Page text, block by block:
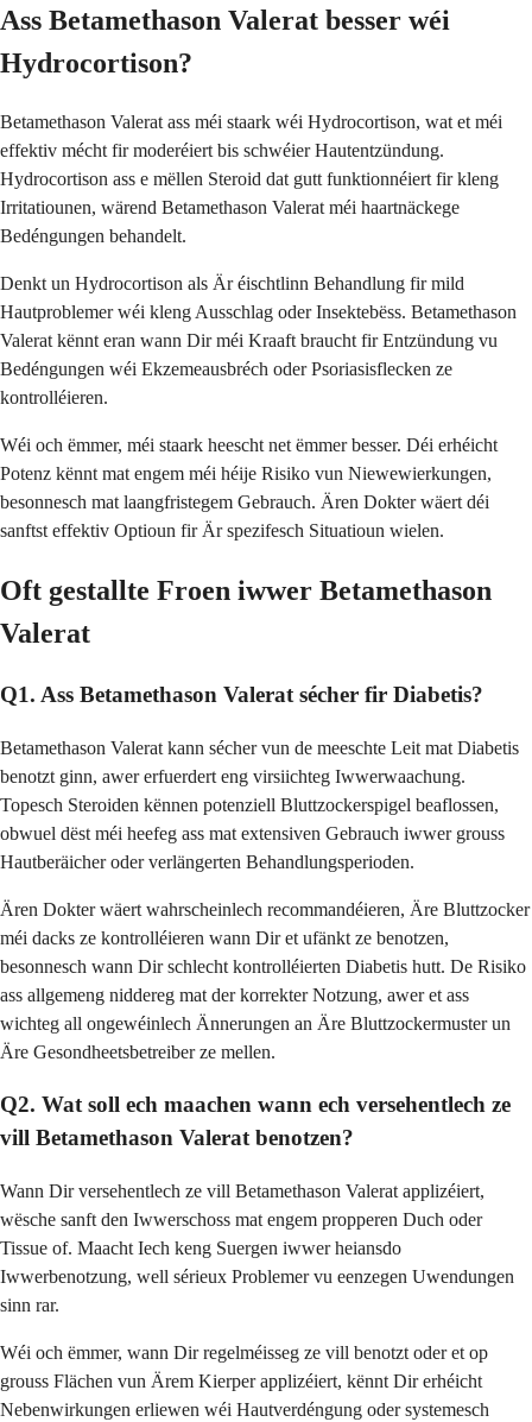
Ass Betamethason Valerat besser wéi
Hydrocortison?
Betamethason Valerat ass méi staark wéi Hydrocortison, wat et méi
effektiv mécht fir moderéiert bis schwéier Hautentzündung.
Hydrocortison ass e mëllen Steroid dat gutt funktionnéiert fir kleng
Irritatiounen, wärend Betamethason Valerat méi haartnäckege
Bedéngungen behandelt.
Denkt un Hydrocortison als Är éischtlinn Behandlung fir mild
Hautproblemer wéi kleng Ausschlag oder Insektebëss. Betamethason
Valerat kënnt eran wann Dir méi Kraaft braucht fir Entzündung vu
Bedéngungen wéi Ekzemeausbréch oder Psoriasisflecken ze
kontrolléieren.
Wéi och ëmmer, méi staark heescht net ëmmer besser. Déi erhéicht
Potenz kënnt mat engem méi héije Risiko vun Niewewierkungen,
besonnesch mat laangfristegem Gebrauch. Ären Dokter wäert déi
sanftst effektiv Optioun fir Är spezifesch Situatioun wielen.
Oft gestallte Froen iwwer Betamethason
Valerat
Q1. Ass Betamethason Valerat sécher fir Diabetis?
Betamethason Valerat kann sécher vun de meeschte Leit mat Diabetis
benotzt ginn, awer erfuerdert eng virsiichteg Iwwerwaachung.
Topesch Steroiden kënnen potenziell Bluttzockerspigel beaflossen,
obwuel dëst méi heefeg ass mat extensiven Gebrauch iwwer grouss
Hautberäicher oder verlängerten Behandlungsperioden.
Ären Dokter wäert wahrscheinlech recommandéieren, Äre Bluttzocker
méi dacks ze kontrolléieren wann Dir et ufänkt ze benotzen,
besonnesch wann Dir schlecht kontrolléierten Diabetis hutt. De Risiko
ass allgemeng niddereg mat der korrekter Notzung, awer et ass
wichteg all ongewéinlech Ännerungen an Äre Bluttzockermuster un
Äre Gesondheetsbetreiber ze mellen.
Q2. Wat soll ech maachen wann ech versehentlech ze
vill Betamethason Valerat benotzen?
Wann Dir versehentlech ze vill Betamethason Valerat applizéiert,
wësche sanft den Iwwerschoss mat engem propperen Duch oder
Tissue of. Maacht Iech keng Suergen iwwer heiansdo
Iwwerbenotzung, well sérieux Problemer vu eenzegen Uwendungen
sinn rar.
Wéi och ëmmer, wann Dir regelméisseg ze vill benotzt oder et op
grouss Flächen vun Ärem Kierper applizéiert, kënnt Dir erhéicht
Nebenwirkungen erliewen wéi Hautverdéngung oder systemesch